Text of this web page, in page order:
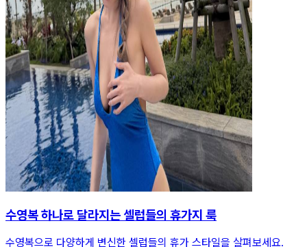
수영복 하나로 달라지는 셀럽들의 휴가지 룩
수영복으로 다양하게 변신한 셀럽들의 휴가 스타일을 살펴보세요.